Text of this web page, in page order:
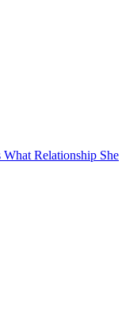
Relationship She